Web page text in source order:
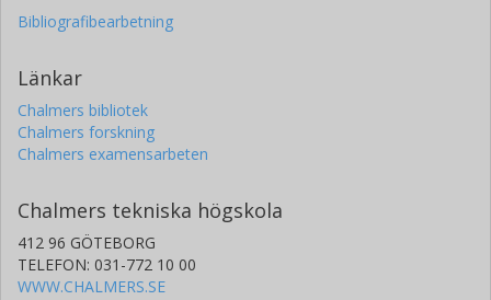
Bibliografibearbetning
Länkar
Chalmers bibliotek
Chalmers forskning
Chalmers examensarbeten
Chalmers tekniska högskola
412 96 GÖTEBORG
TELEFON: 031-772 10 00
WWW.CHALMERS.SE